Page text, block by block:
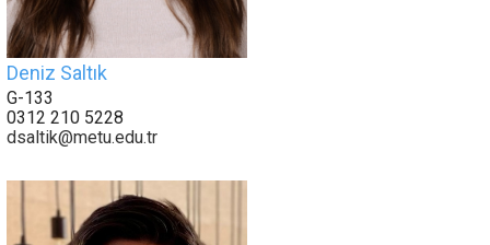
Deniz Saltık
G-133
0312 210 5228
dsaltik@metu.edu.tr